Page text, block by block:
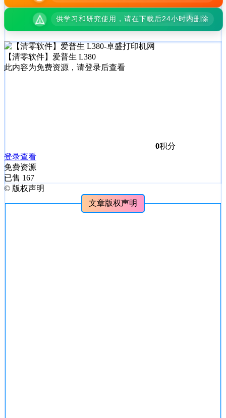
供学习和研究使用，请在下载后24小时内删除
【清零软件】爱普生 L380
此内容为免费资源，请登录后查看
0积分
登录查看
免费资源
已售 167
© 版权声明
文章版权声明